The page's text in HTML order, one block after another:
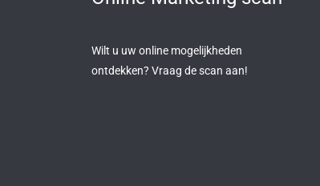
Wilt u uw online mogelijkheden
ontdekken? Vraag de scan aan!